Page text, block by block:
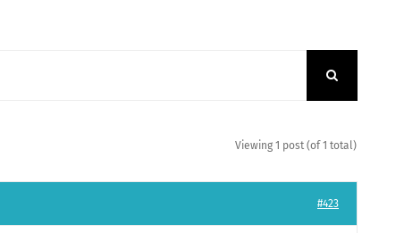
Viewing 1 post (of 1 total)
#423